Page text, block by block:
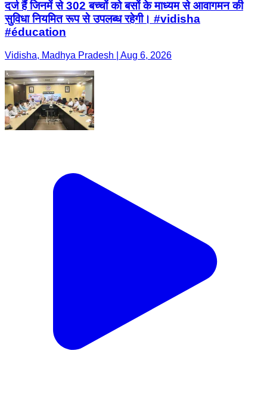
दर्ज हैं जिनमें से 302 बच्चों को बसों के माध्यम से आवागमन की
सुविधा नियमित रूप से उपलब्ध रहेगी। #vidisha
#éducation
Vidisha, Madhya Pradesh | Aug 6, 2026